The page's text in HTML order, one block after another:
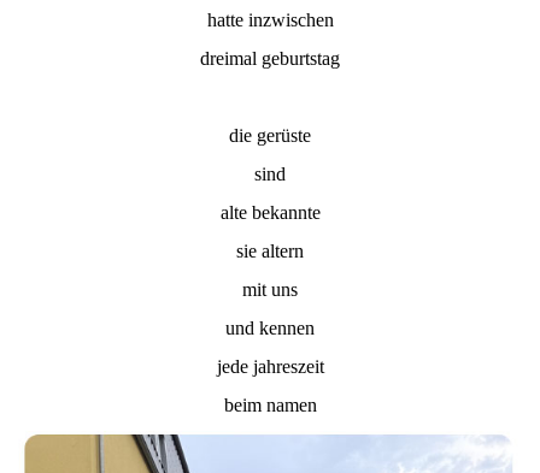
hatte inzwischen
dreimal geburtstag
die gerüste
sind
alte bekannte
sie altern
mit uns
und kennen
jede jahreszeit
beim namen